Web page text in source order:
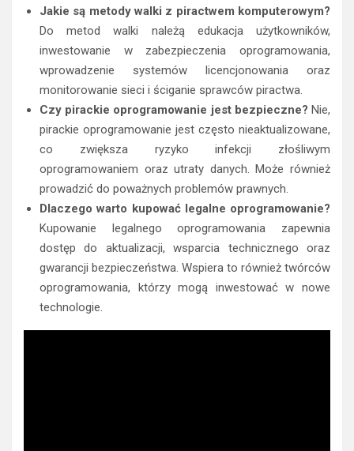
Jakie są metody walki z piractwem komputerowym?
Do metod walki należą edukacja użytkowników,
inwestowanie w zabezpieczenia oprogramowania,
wprowadzenie systemów licencjonowania oraz
monitorowanie sieci i ściganie sprawców piractwa.
Czy pirackie oprogramowanie jest bezpieczne? Nie,
pirackie oprogramowanie jest często nieaktualizowane,
co zwiększa ryzyko infekcji złośliwym
oprogramowaniem oraz utraty danych. Może również
prowadzić do poważnych problemów prawnych.
Dlaczego warto kupować legalne oprogramowanie?
Kupowanie legalnego oprogramowania zapewnia
dostęp do aktualizacji, wsparcia technicznego oraz
gwarancji bezpieczeństwa. Wspiera to również twórców
oprogramowania, którzy mogą inwestować w nowe
technologie.